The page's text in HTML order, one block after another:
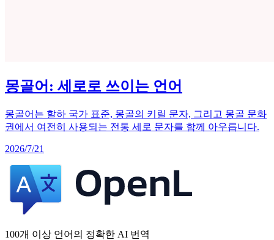
몽골어: 세로로 쓰이는 언어
몽골어는 할하 국가 표준, 몽골의 키릴 문자, 그리고 몽골 문화
권에서 여전히 사용되는 전통 세로 문자를 함께 아우릅니다.
2026/7/21
100개 이상 언어의 정확한 AI 번역